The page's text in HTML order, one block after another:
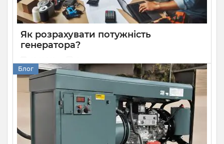
Як розрахувати потужність
генератора?
Розрахунок потужності генератора — дуже важлива й
доволі складна задача. Надто потужна модель буде
дорогою як при купівлі, так і в експлуатації, а надто
слабка не зможе забезпечити стабільну роботу техніки.
Розповідаємо, як правильно вибирати генератор за
потужністю, щоб використовувати все необхідне
обладнання та не переплачувати.
Блог